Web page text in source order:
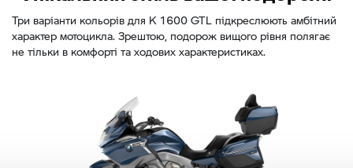
Три варіанти кольорів для K 1600 GTL підкреслюють амбітний
характер мотоцикла. Зрештою, подорож вищого рівня полягає
не тільки в комфорті та ходових характеристиках.